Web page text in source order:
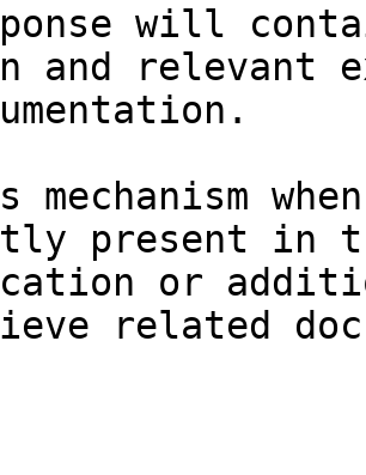
will
and relevant
mechanism
present in
or